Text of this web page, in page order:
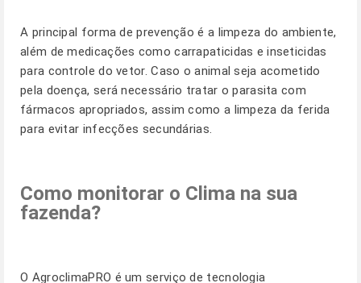
A principal forma de prevenção é a limpeza do ambiente,
além de medicações como carrapaticidas e inseticidas
para controle do vetor. Caso o animal seja acometido
pela doença, será necessário tratar o parasita com
fármacos apropriados, assim como a limpeza da ferida
para evitar infecções secundárias.
Como monitorar o Clima na sua
fazenda?
O AgroclimaPRO é um serviço de tecnologia